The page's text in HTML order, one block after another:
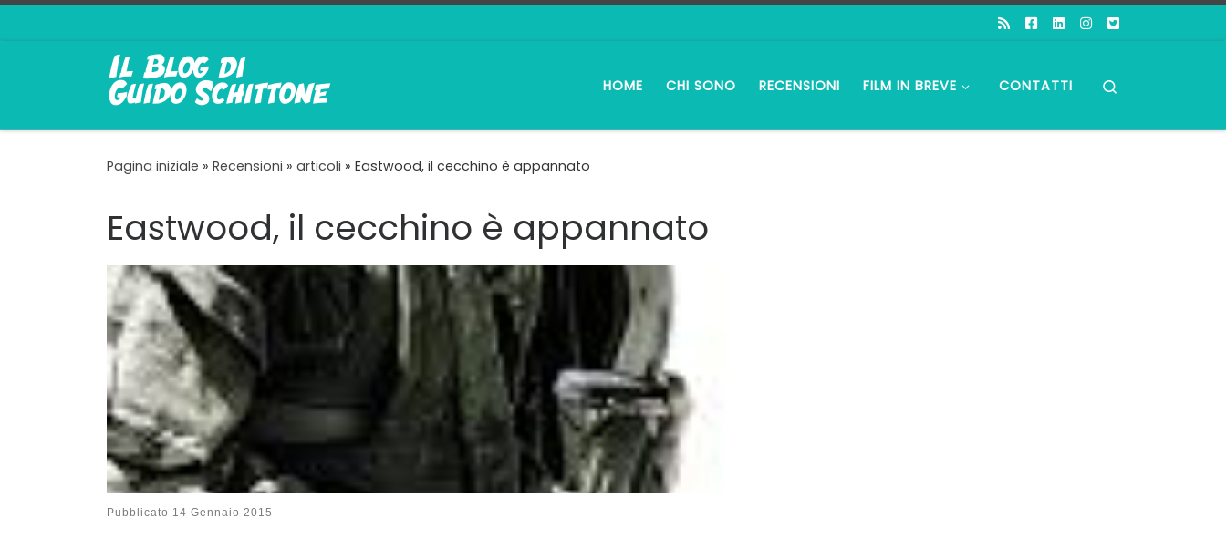
HOME CHI SONO RECENSIONI FILM IN BREVE CONTATTI
Pagina iniziale » Recensioni » articoli » Eastwood, il cecchino è appannato
Eastwood, il cecchino è appannato
Pubblicato 14 Gennaio 2015